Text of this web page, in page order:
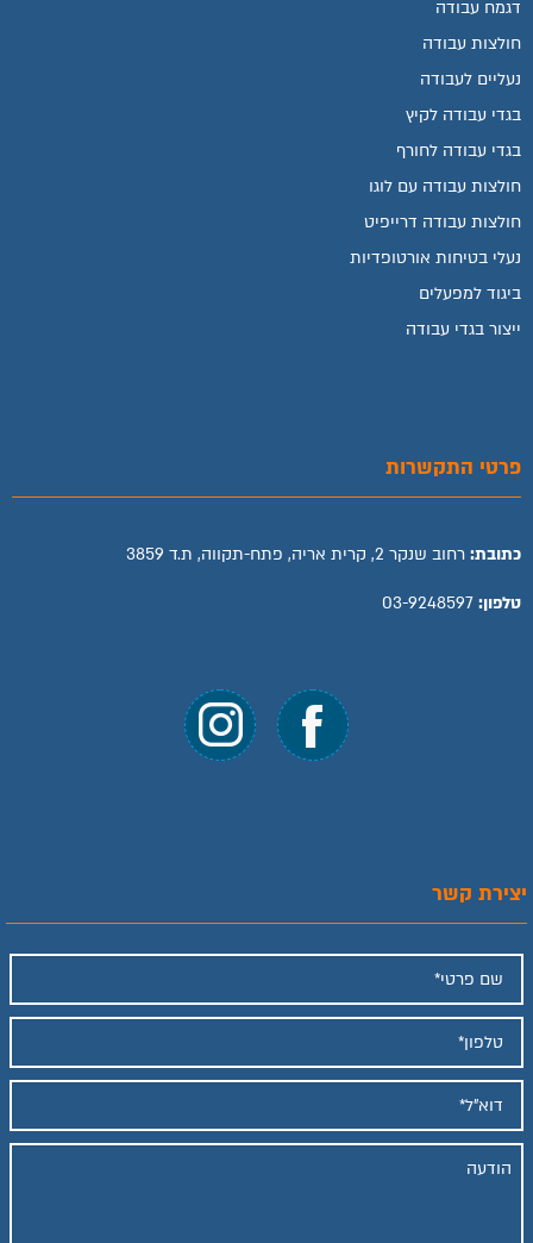
דגמח עבודה
חולצות עבודה
נעליים לעבודה
בגדי עבודה לקיץ
בגדי עבודה לחורף
חולצות עבודה עם לוגו
חולצות עבודה דרייפיט
נעלי בטיחות אורטופדיות
ביגוד למפעלים
ייצור בגדי עבודה
פרטי התקשרות
כתובת: רחוב שנקר 2, קרית אריה, פתח-תקווה, ת.ד 3859
טלפון: 03-9248597
יצירת קשר